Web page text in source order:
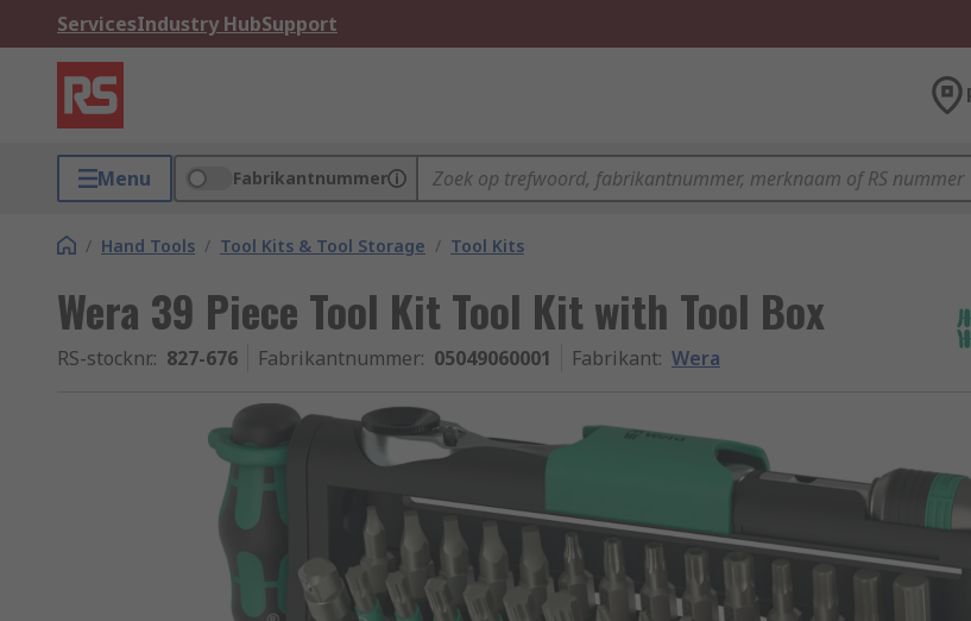
ServicesIndustry HubSupport
Menu Fabrikantnummer
/ Hand Tools / Tool Kits & Tool Storage / Tool Kits
Wera 39 Piece Tool Kit Tool Kit with Tool Box
RS-stocknr.: 827-676 Fabrikantnummer: 05049060001 Fabrikant: Wera